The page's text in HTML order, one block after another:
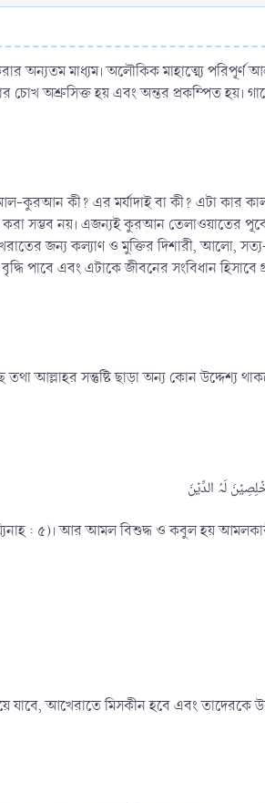
অন্যতম মাধ্যম। অলৌকিক মাহাত্ম্যে পরিপূর্ণ
অশ্রুসিক্ত হয় এবং অন্তর প্রকম্পিত হয়।
কী? এর মর্যাদাই বা কী? এটা কার
সম্ভব নয়। এজন্যই কুরআন তেলাওয়াতের পূর্বে
জন্য কল্যাণ ও মুক্তির দিশারী, আলো, সত্য-
পাবে এবং এটাকে জীবনের সংবিধান
আল্লাহর সন্তুষ্টি ছাড়া অন্য কোন উদ্দেশ্য
: ৫)। আর আমল বিশুদ্ধ ও কবুল হয়
যাবে, আখেরাতে মিসকীন হবে এবং তাদেরকে